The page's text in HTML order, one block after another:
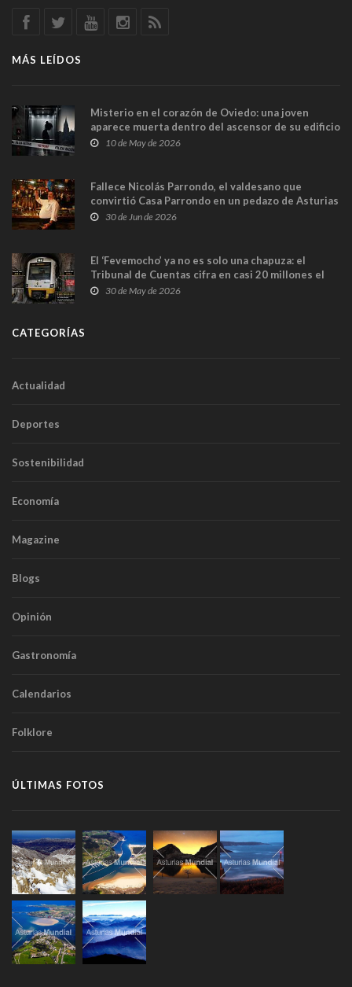
MÁS LEÍDOS
Misterio en el corazón de Oviedo: una joven
aparece muerta dentro del ascensor de su edificio
y las cámaras captan sus últimos minutos
10 de May de 2026
Fallece Nicolás Parrondo, el valdesano que
convirtió Casa Parrondo en un pedazo de Asturias
en Madrid
30 de Jun de 2026
El ‘Fevemocho’ ya no es solo una chapuza: el
Tribunal de Cuentas cifra en casi 20 millones el
sobrecoste de los trenes que no cabían por los
30 de May de 2026
CATEGORÍAS
Actualidad
Deportes
Sostenibilidad
Economía
Magazine
Blogs
Opinión
Gastronomía
Calendarios
Folklore
ÚLTIMAS FOTOS